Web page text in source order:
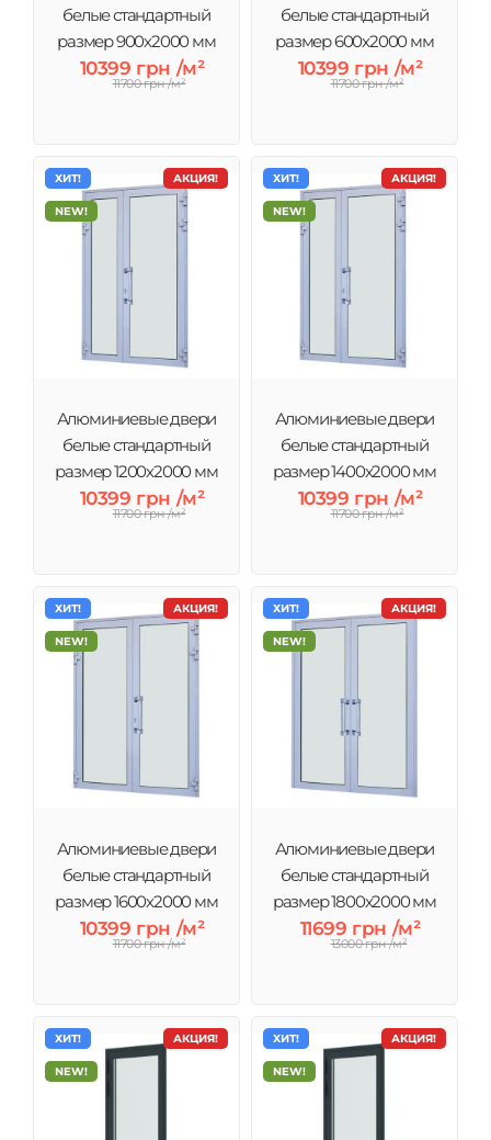
белые стандартный
размер 900х2000 мм
10399 грн /м²
11700 грн /м²
белые стандартный
размер 600х2000 мм
10399 грн /м²
11700 грн /м²
АКЦИЯ!
ХИТ!
NEW!
Алюминиевые двери
белые стандартный
размер 1200х2000 мм
10399 грн /м²
11700 грн /м²
АКЦИЯ!
ХИТ!
NEW!
Алюминиевые двери
белые стандартный
размер 1400х2000 мм
10399 грн /м²
11700 грн /м²
АКЦИЯ!
ХИТ!
NEW!
Алюминиевые двери
белые стандартный
размер 1600х2000 мм
10399 грн /м²
11700 грн /м²
АКЦИЯ!
ХИТ!
NEW!
Алюминиевые двери
белые стандартный
размер 1800х2000 мм
11699 грн /м²
13000 грн /м²
АКЦИЯ!
ХИТ!
NEW!
АКЦИЯ!
ХИТ!
NEW!